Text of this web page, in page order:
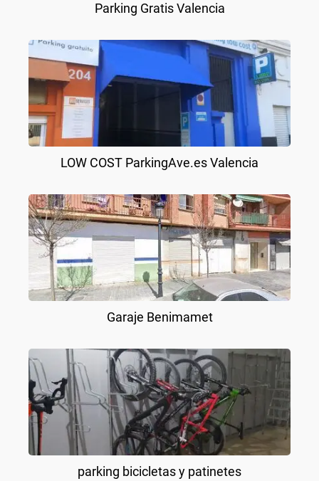
Parking Gratis Valencia
LOW COST ParkingAve.es Valencia
Garaje Benimamet
parking bicicletas y patinetes